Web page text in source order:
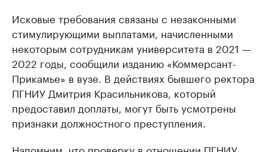
Исковые требования связаны с незаконными
стимулирующими выплатами, начисленными
некоторым сотрудникам университета в 2021 —
2022 годы, сообщили изданию «Коммерсант-
Прикамье» в вузе. В действиях бывшего ректора
ПГНИУ Дмитрия Красильникова, который
предоставил доплаты, могут быть усмотрены
признаки должностного преступления.